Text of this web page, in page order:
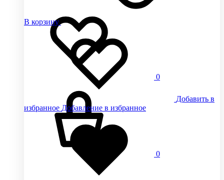
0
0
В корзину
Добавить в
избранное Добавление в избранное